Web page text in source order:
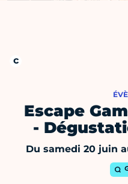
Escape
-
Du samedi 20 juin